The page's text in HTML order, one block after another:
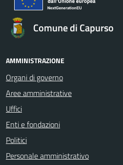
Comune di Capurso
AMMINISTRAZIONE
Organi di governo
Aree amministrative
Uffici
Enti e fondazioni
Politici
Personale amministrativo